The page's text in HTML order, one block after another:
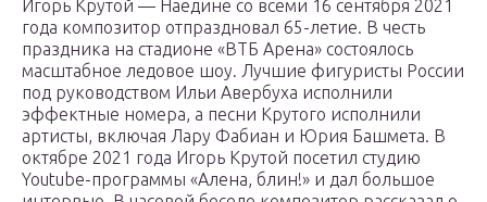
Игорь Крутой — Наедине со всеми 16 сентября 2021
года композитор отпраздновал 65-летие. В честь
праздника на стадионе «ВТБ Арена» состоялось
масштабное ледовое шоу. Лучшие фигуристы России
под руководством Ильи Авербуха исполнили
эффектные номера, а песни Крутого исполнили
артисты, включая Лару Фабиан и Юрия Башмета. В
октябре 2021 года Игорь Крутой посетил студию
Youtube-программы «Алена, блин!» и дал большое